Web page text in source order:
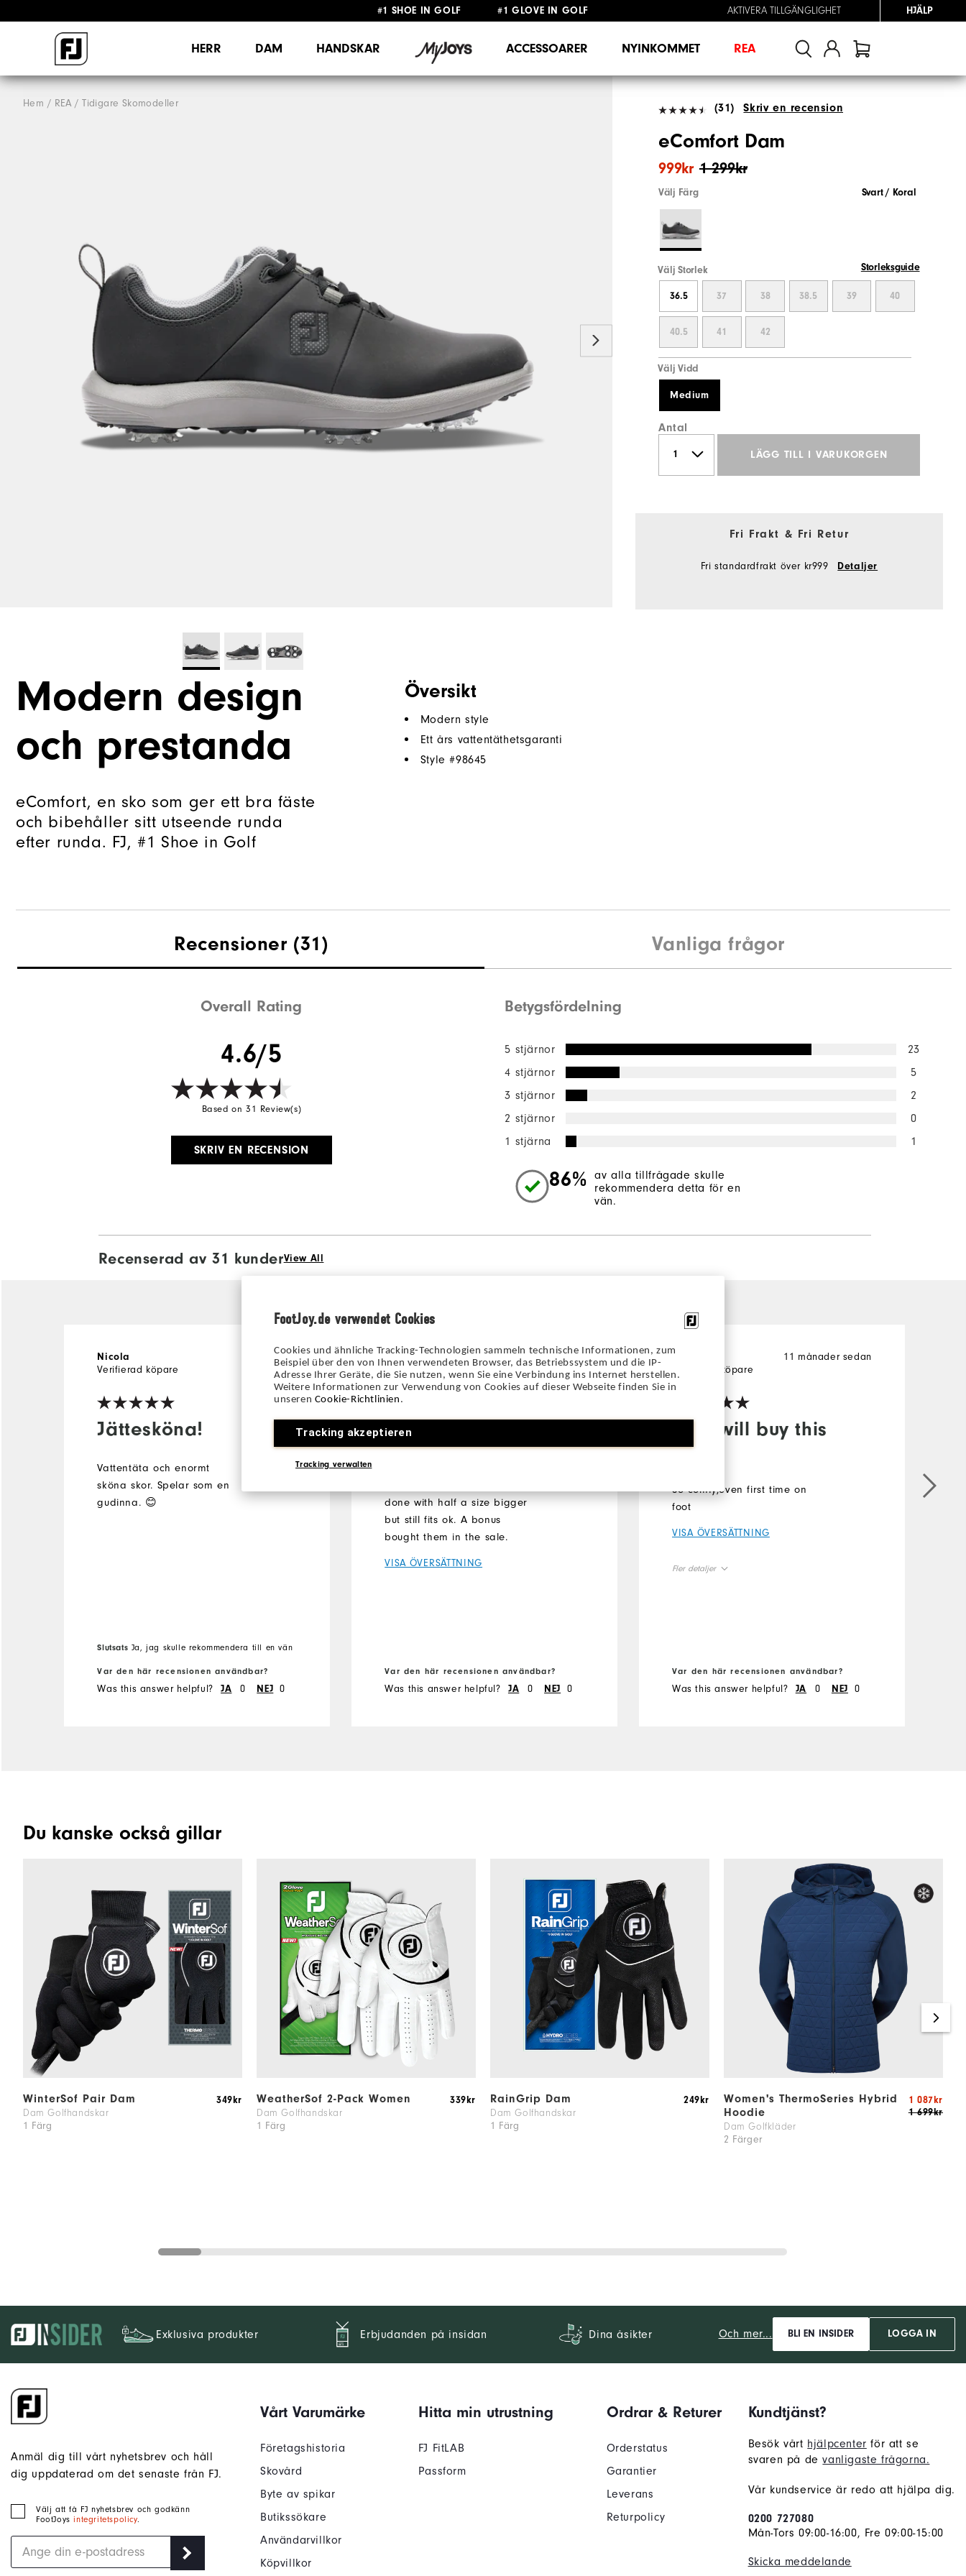
FootJoy.de verwendet Cookies
Cookies und ähnliche Tracking-Technologien sammeln technische Informationen, zum
Beispiel über den von Ihnen verwendeten Browser, das Betriebssystem und die IP-
Adresse Ihrer Geräte, die Sie nutzen, wenn Sie eine Verbindung ins Internet herstellen.
Weitere Informationen zur Verwendung von Cookies auf dieser Webseite finden Sie in
unseren Cookie-Richtlinien .
Tracking akzeptieren
Tracking verwalten
#1 SHOE IN GOLF #1 GLOVE IN GOLF
AKTIVERA TILLGÄNGLIGHET HJÄLP
HERR DAM HANDSKAR ACCESSOARER NYINKOMMET REA
Hem REA Tidigare Skomodeller (31) Skriv en recension
eComfort Dam
1 299kr
999kr
Välj Färg Svart / Koral
Välj Storlek Storleksguide
36.5 37 38 38.5 39 40
40.5 41 42
Välj Vidd
Medium
Antal
LÄGG TILL I VARUKORGEN
Fri Frakt & Fri Retur
Fri standardfrakt över kr999 Detaljer
Modern design
och prestanda
eComfort, en sko som ger ett bra fäste
och bibehåller sitt utseende runda
efter runda. FJ, #1 Shoe in Golf
Översikt
Modern style
Ett års vattentäthetsgaranti
Style #98645
Recensioner (31) Vanliga frågor
Overall Rating
4.6/5
Based on 31 Review(s)
SKRIV EN RECENSION
Betygsfördelning
5 stjärnor
23
4 stjärnor
5
3 stjärnor
2
2 stjärnor
0
1 stjärna
1
86%
av alla tillfrågade skulle
rekommendera detta för en
vän.
Recenserad av 31 kunderView All
Jättesköna!
4 år sedan
Nicola
Verifierad köpare
Vattentäta och enormt
sköna skor. Spelar som en
gudinna. 😊
Slutsats Ja, jag skulle rekommendera till en vän
Var den här recensionen användbar?
Was this answer helpful? JA 0 NEJ 0
Would by again
10 månader sedan
Amanda
Verifierad köpare
done with half a size bigger
but still fits ok. A bonus
bought them in the sale.
VISA ÖVERSÄTTNING
Var den här recensionen användbar?
Was this answer helpful? JA 0 NEJ 0
Sure will buy this
again
11 månader sedan
Fanny
Verifierad köpare
So comfy,even first time on
foot
VISA ÖVERSÄTTNING
Fler detaljer
Var den här recensionen användbar?
Was this answer helpful? JA 0 NEJ 0
Du kanske också gillar
WinterSof Pair Dam
Dam Golfhandskar
1 Färg
349kr WeatherSof 2-Pack Women
Dam Golfhandskar
1 Färg
339kr RainGrip Dam
Dam Golfhandskar
1 Färg
249kr
Women's ThermoSeries Hybrid
Hoodie
Dam Golfkläder
2 Färger
1 699kr
1 087kr
Exklusiva produkter Erbjudanden på insidan Dina åsikter Och mer... BLI EN INSIDER LOGGA IN
Anmäl dig till vårt nyhetsbrev och håll
dig uppdaterad om det senaste från FJ.
Välj att få FJ nyhetsbrev och godkänn
FootJoysintegritetspolicy.
Vårt Varumärke
Företagshistoria
Skovård
Byte av spikar
Butikssökare
Användarvillkor
Köpvillkor
Hitta min utrustning
FJ FitLAB
Passform
Ordrar & Returer
Orderstatus
Garantier
Leverans
Returpolicy
Kundtjänst?
Besök vårt hjälpcenter för att se
svaren på devanligaste frågorna.
Vår kundservice är redo att hjälpa dig.
0200 727080
Mån-Tors 09:00-16:00, Fre 09:00-15:00
Skicka meddelande